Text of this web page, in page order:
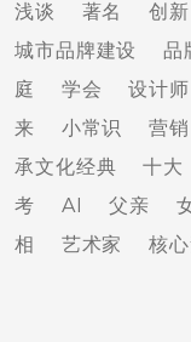
浅谈
著名 创新
城市品牌建设
品
庭
学会 设计师
来
小常识 营销
承文化经典
十大
考
AI 父亲
相
艺术家 核